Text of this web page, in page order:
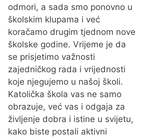
odmori, a sada smo ponovno u
školskim klupama i već
koračamo drugim tjednom nove
školske godine. Vrijeme je da
se prisjetimo važnosti
zajedničkog rada i vrijednosti
koje njegujemo u našoj školi.
Katolička škola vas ne samo
obrazuje, već vas i odgaja za
življenje dobra i istine u svijetu,
kako biste postali aktivni